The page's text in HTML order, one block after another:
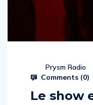
Prysm Radio
Comments (0)
Le show